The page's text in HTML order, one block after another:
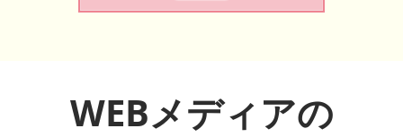
WEBメディアの